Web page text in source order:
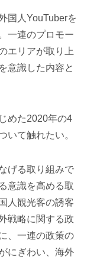
国人YouTuberを
一連のプロモー
エリアが取り上
意識した内容と
めた2020年の4
いて触れたい。
げる取り組みで
意識を高める取
人観光客の誘客
戦略に関する政
、一連の政策の
にぎわい、海外